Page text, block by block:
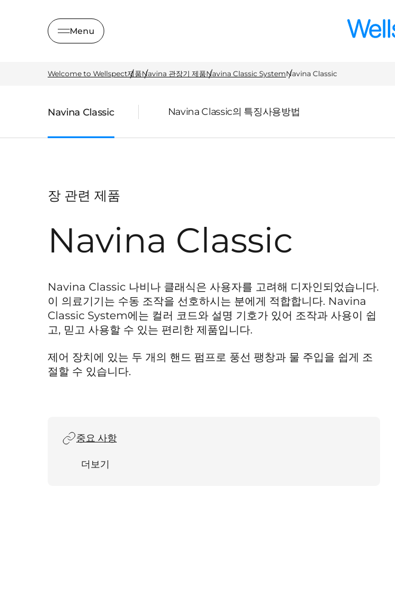
Menu
Wellspect
Welcome to Wellspect제품Navina 관장기 제품Navina Classic SystemNavina Classic
Navina Classic Navina Classic의 특징사용방법
장 관련 제품
Navina Classic
Navina Classic 나비나 클래식은 사용자를 고려해 디자인되었습니다.
이 의료기기는 수동 조작을 선호하시는 분에게 적합합니다. Navina
Classic System에는 컬러 코드와 설명 기호가 있어 조작과 사용이 쉽
고, 믿고 사용할 수 있는 편리한 제품입니다.
제어 장치에 있는 두 개의 핸드 펌프로 풍선 팽창과 물 주입을 쉽게 조
절할 수 있습니다.
중요 사항
더보기